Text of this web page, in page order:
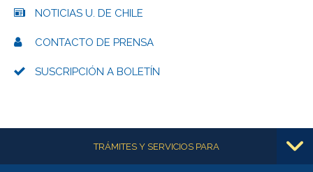
NOTICIAS U. DE CHILE
CONTACTO DE PRENSA
SUSCRIPCIÓN A BOLETÍN
Más informaciónTRÁMITES Y SERVICIOS PARA